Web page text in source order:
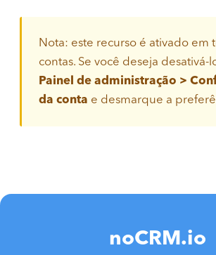
Nota: este recurso é ativado em
contas. Se você deseja desativá-
Painel de administração >
da conta e desmarque a
noCRM.io